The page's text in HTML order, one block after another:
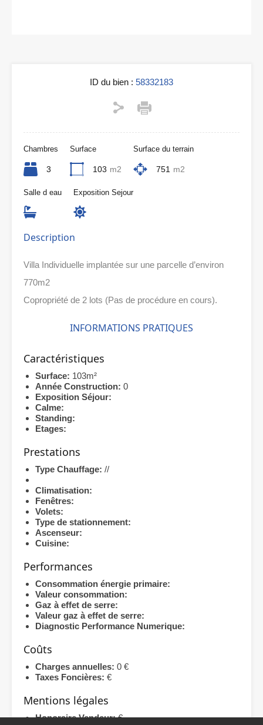
ID du bien : 58332183
Chambres
3
Surface
103 m2
Surface du terrain
751 m2
Salle d eau Exposition Sejour
Description
Villa Individuelle implantée sur une parcelle d’environ
770m2
Copropriété de 2 lots (Pas de procédure en cours).
INFORMATIONS PRATIQUES
Caractéristiques
Surface: 103m²
Année Construction: 0
Exposition Séjour:
Calme:
Standing:
Etages:
Prestations
Type Chauffage: //
Climatisation:
Fenêtres:
Volets:
Type de stationnement:
Ascenseur:
Cuisine:
Performances
Consommation énergie primaire:
Valeur consommation:
Gaz à effet de serre:
Valeur gaz à effet de serre:
Diagnostic Performance Numerique:
Coûts
Charges annuelles: 0 €
Taxes Foncières: €
Mentions légales
Honoraire Vendeur:€